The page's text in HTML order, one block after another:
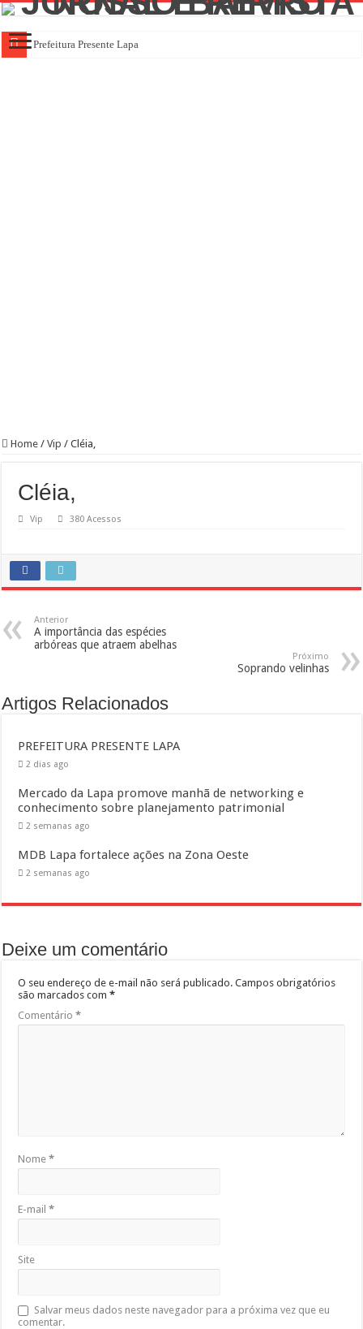
Prefeitura Presente Lapa
Home / Vip / Cléia,
Cléia,
Vip 380 Acessos
Anterior
A importância das espécies
arbóreas que atraem abelhas
Próximo
Soprando velinhas
Artigos Relacionados
PREFEITURA PRESENTE LAPA
2 dias ago
Mercado da Lapa promove manhã de networking e
conhecimento sobre planejamento patrimonial
2 semanas ago
MDB Lapa fortalece ações na Zona Oeste
2 semanas ago
Deixe um comentário
O seu endereço de e-mail não será publicado. Campos obrigatórios
são marcados com*
Comentário*
Nome*
E-mail*
Site
Salvar meus dados neste navegador para a próxima vez que eu
comentar.